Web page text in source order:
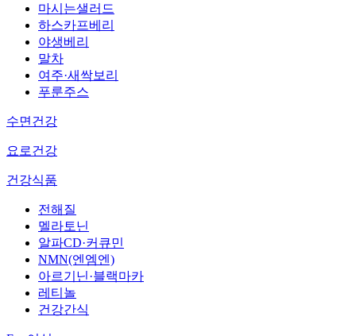
마시는샐러드
하스카프베리
야생베리
말차
여주·새싹보리
푸룬주스
수면건강
요로건강
건강식품
전해질
멜라토닌
알파CD·커큐민
NMN(엔엠엔)
아르기닌·블랙마카
레티놀
건강간식